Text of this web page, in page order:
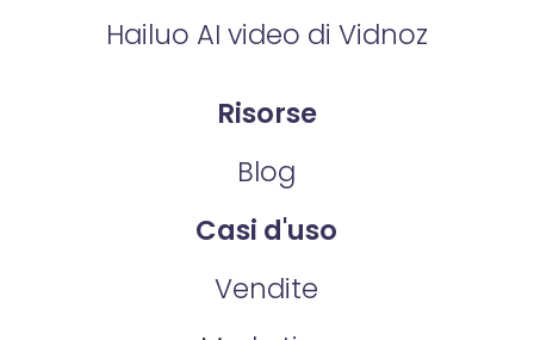
Hailuo AI video di Vidnoz
Risorse
Blog
Casi d'uso
Vendite